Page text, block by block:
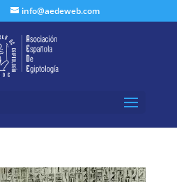
info@aedeweb.com